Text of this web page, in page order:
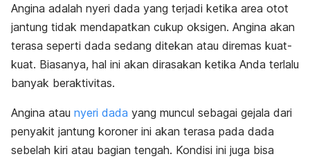
Angina adalah nyeri dada yang terjadi ketika area otot
jantung tidak mendapatkan cukup oksigen. Angina akan
terasa seperti dada sedang ditekan atau diremas kuat-
kuat. Biasanya, hal ini akan dirasakan ketika Anda terlalu
banyak beraktivitas.
Angina atau nyeri dada yang muncul sebagai gejala dari
penyakit jantung koroner ini akan terasa pada dada
sebelah kiri atau bagian tengah. Kondisi ini juga bisa